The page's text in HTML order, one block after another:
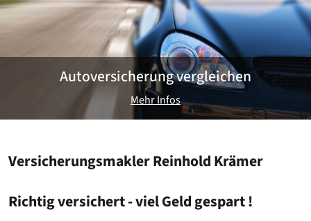
Autoversicherung vergleichen
Mehr Infos
Versicherungsmakler Reinhold Krämer
Richtig versichert - viel Geld gespart !